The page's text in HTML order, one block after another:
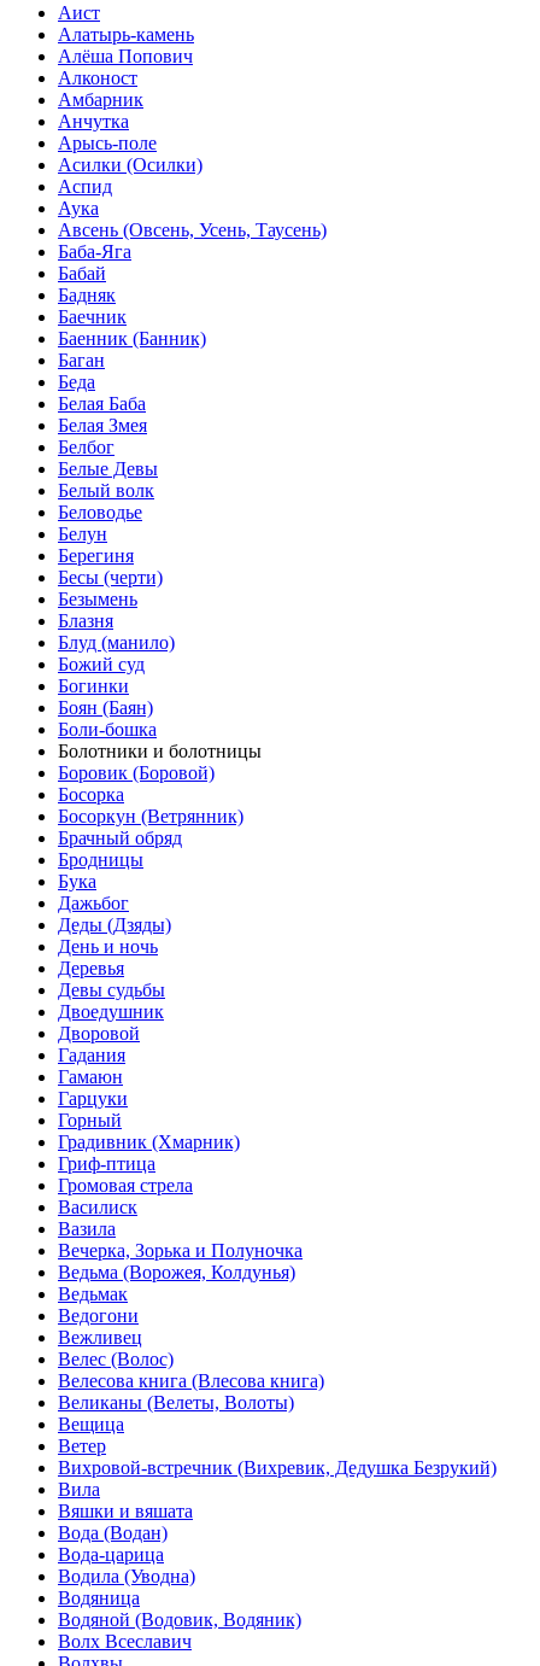
Аист
Алатырь-камень
Алёша Попович
Алконост
Амбарник
Анчутка
Арысь-поле
Асилки (Осилки)
Аспид
Аука
Авсень (Овсень, Усень, Таусень)
Баба-Яга
Бабай
Бадняк
Баечник
Баенник (Банник)
Баган
Беда
Белая Баба
Белая Змея
Белбог
Белые Девы
Белый волк
Беловодье
Белун
Берегиня
Бесы (черти)
Безымень
Блазня
Блуд (манило)
Божий суд
Богинки
Боян (Баян)
Боли-бошка
Болотники и болотницы
Боровик (Боровой)
Босорка
Босоркун (Ветрянник)
Брачный обряд
Бродницы
Бука
Дажьбог
Деды (Дзяды)
День и ночь
Деревья
Девы судьбы
Двоедушник
Дворовой
Гадания
Гамаюн
Гарцуки
Горный
Градивник (Хмарник)
Гриф-птица
Громовая стрела
Василиск
Вазила
Вечерка, Зорька и Полуночка
Ведьма (Ворожея, Колдунья)
Ведьмак
Ведогони
Вежливец
Велес (Волос)
Велесова книга (Влесова книга)
Великаны (Велеты, Волоты)
Вещица
Ветер
Вихровой-встречник (Вихревик, Дедушка Безрукий)
Вила
Вяшки и вяшата
Вода (Водан)
Вода-царица
Водила (Уводна)
Водяница
Водяной (Водовик, Водяник)
Волх Всеславич